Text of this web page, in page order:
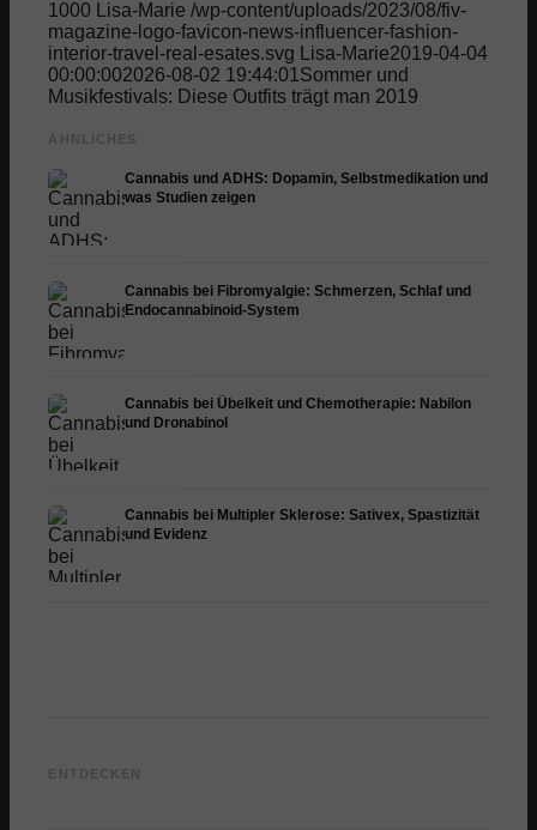
1000
Lisa-Marie /wp-content/uploads/2023/08/fiv-
magazine-logo-favicon-news-influencer-fashion-
interior-travel-real-esates.svg
Lisa-Marie2019-04-04
00:00:002026-08-02 19:44:01 Sommer und
Musikfestivals: Diese Outfits trägt man 2019
ÄHNLICHES
Cannabis und ADHS: Dopamin, Selbstmedikation und
was Studien zeigen
Cannabis bei Fibromyalgie: Schmerzen, Schlaf und
Endocannabinoid-System
Cannabis bei Übelkeit und Chemotherapie: Nabilon
und Dronabinol
Cannabis bei Multipler Sklerose: Sativex, Spastizität
und Evidenz
ENTDECKEN
Stand der Forschung